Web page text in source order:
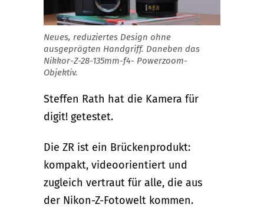
Neues, reduziertes Design ohne
ausgeprägten Handgriff. Daneben das
Nikkor-Z-28-135mm-f4- Powerzoom-
Objektiv.
Steffen Rath hat die Kamera für
digit! getestet.
Die ZR ist ein Brückenprodukt:
kompakt, videoorientiert und
zugleich vertraut für alle, die aus
der Nikon-Z-Fotowelt kommen.